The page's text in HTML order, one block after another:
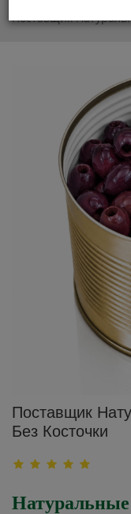
Поставщик
Поставщик
Без Косточки